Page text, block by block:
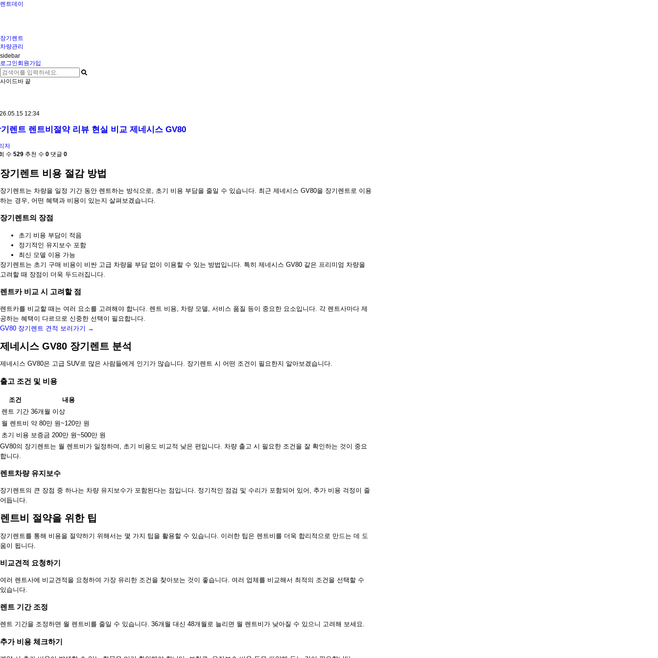
렌트데이
장기렌트
차량관리
sidebar
로그인회원가입
사이드바 끝
12:34
렌트 렌트비절약 리뷰 현실 비교 제네시스 GV80
자
수 529 추천 수 0 댓글 0
장기렌트 비용 절감 방법
장기렌트는 차량을 일정 기간 동안 렌트하는 방식으로, 초기 비용 부담을 줄일 수 있습니다. 최근 제네시스 GV80을 장기렌트로 이용
하는 경우, 어떤 혜택과 비용이 있는지 살펴보겠습니다.
장기렌트의 장점
초기 비용 부담이 적음
정기적인 유지보수 포함
최신 모델 이용 가능
장기렌트는 초기 구매 비용이 비싼 고급 차량을 부담 없이 이용할 수 있는 방법입니다. 특히 제네시스 GV80 같은 프리미엄 차량을
고려할 때 장점이 더욱 두드러집니다.
렌트카 비교 시 고려할 점
렌트카를 비교할 때는 여러 요소를 고려해야 합니다. 렌트 비용, 차량 모델, 서비스 품질 등이 중요한 요소입니다. 각 렌트사마다 제
공하는 혜택이 다르므로 신중한 선택이 필요합니다.
GV80 장기렌트 견적 보러가기 →
제네시스 GV80 장기렌트 분석
제네시스 GV80은 고급 SUV로 많은 사람들에게 인기가 많습니다. 장기렌트 시 어떤 조건이 필요한지 알아보겠습니다.
출고 조건 및 비용
조건
내용
렌트 기간 36개월 이상
월 렌트비 약 80만 원~120만 원
초기 비용 보증금 200만 원~500만 원
GV80의 장기렌트는 월 렌트비가 일정하며, 초기 비용도 비교적 낮은 편입니다. 차량 출고 시 필요한 조건을 잘 확인하는 것이 중요
합니다.
렌트차량 유지보수
장기렌트의 큰 장점 중 하나는 차량 유지보수가 포함된다는 점입니다. 정기적인 점검 및 수리가 포함되어 있어, 추가 비용 걱정이 줄
어듭니다.
렌트비 절약을 위한 팁
장기렌트를 통해 비용을 절약하기 위해서는 몇 가지 팁을 활용할 수 있습니다. 이러한 팁은 렌트비를 더욱 합리적으로 만드는 데 도
움이 됩니다.
비교견적 요청하기
여러 렌트사에 비교견적을 요청하여 가장 유리한 조건을 찾아보는 것이 좋습니다. 여러 업체를 비교해서 최적의 조건을 선택할 수
있습니다.
렌트 기간 조정
렌트 기간을 조정하면 월 렌트비를 줄일 수 있습니다. 36개월 대신 48개월로 늘리면 월 렌트비가 낮아질 수 있으니 고려해 보세요.
추가 비용 체크하기